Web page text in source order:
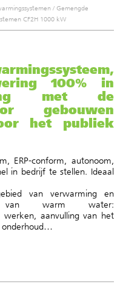
/ Gemengde
CF2H 1000 kW
100% in
met de
gebouwen
het publiek
ERP-conform, autonoom,
in bedrijf te stellen. Ideaal
van verwarming en
van warm water:
werken, aanvulling van het
onderhoud…